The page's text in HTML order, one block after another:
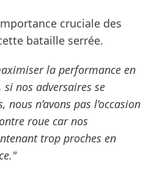
cruciale des
bataille serrée.
la performance en
nos adversaires se
n’avons pas l’occasion
roue car nos
trop proches en